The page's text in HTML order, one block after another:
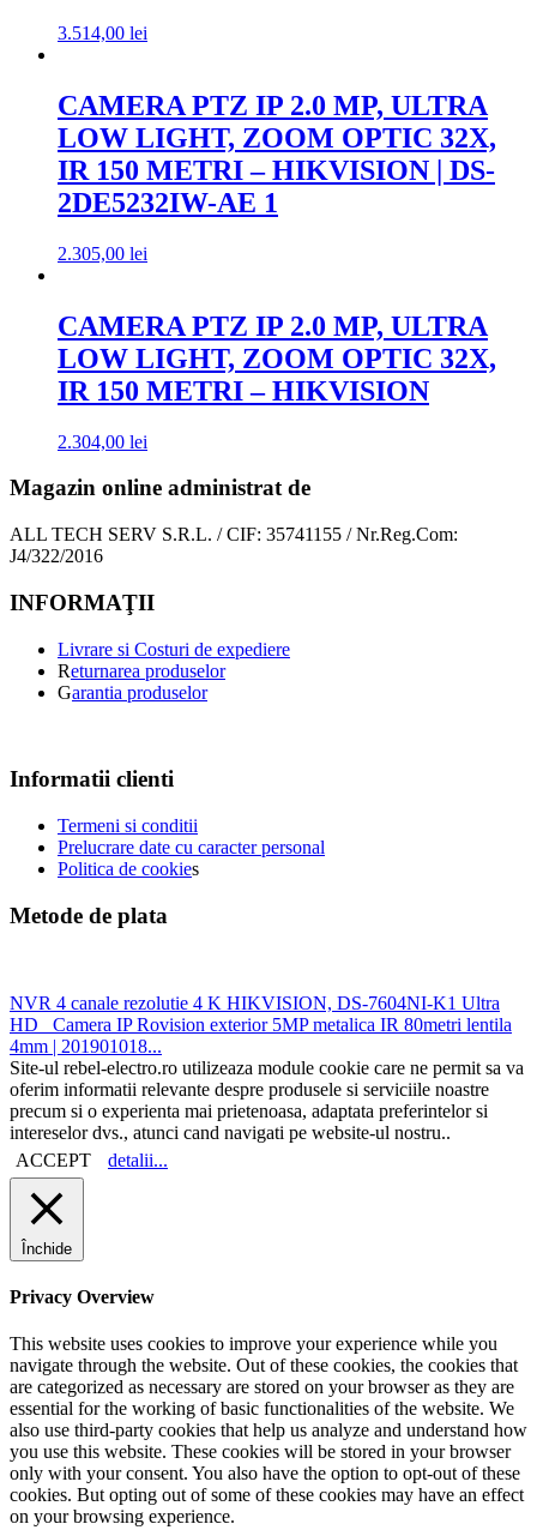
3.514,00 lei
CAMERA PTZ IP 2.0 MP, ULTRA
LOW LIGHT, ZOOM OPTIC 32X,
IR 150 METRI – HIKVISION | DS-
2DE5232IW-AE 1
2.305,00 lei
CAMERA PTZ IP 2.0 MP, ULTRA
LOW LIGHT, ZOOM OPTIC 32X,
IR 150 METRI – HIKVISION
2.304,00 lei
Magazin online administrat de
ALL TECH SERV S.R.L. / CIF: 35741155 / Nr.Reg.Com:
J4/322/2016
INFORMAŢII
Livrare si Costuri de expediere
Returnarea produselor
Garantia produselor
Informatii clienti
Termeni si conditii
Prelucrare date cu caracter personal
Politica de cookies
Metode de plata
NVR 4 canale rezolutie 4 K HIKVISION, DS-7604NI-K1 Ultra
HD
Camera IP Rovision exterior 5MP metalica IR 80metri lentila
4mm | 201901018...
Site-ul rebel-electro.ro utilizeaza module cookie care ne permit sa va
oferim informatii relevante despre produsele si serviciile noastre
precum si o experienta mai prietenoasa, adaptata preferintelor si
intereselor dvs., atunci cand navigati pe website-ul nostru..
ACCEPT
detalii...
Închide
Privacy Overview
This website uses cookies to improve your experience while you
navigate through the website. Out of these cookies, the cookies that
are categorized as necessary are stored on your browser as they are
essential for the working of basic functionalities of the website. We
also use third-party cookies that help us analyze and understand how
you use this website. These cookies will be stored in your browser
only with your consent. You also have the option to opt-out of these
cookies. But opting out of some of these cookies may have an effect
on your browsing experience.